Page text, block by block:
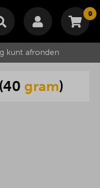
0
leeg.
€
Bestellen
kunt afronden
(40 gram)